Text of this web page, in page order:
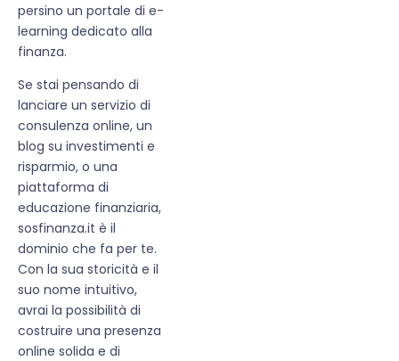
persino un portale di e-
learning dedicato alla
finanza.
Se stai pensando di
lanciare un servizio di
consulenza online, un
blog su investimenti e
risparmio, o una
piattaforma di
educazione finanziaria,
sosfinanza.it è il
dominio che fa per te.
Con la sua storicità e il
suo nome intuitivo,
avrai la possibilità di
costruire una presenza
online solida e di